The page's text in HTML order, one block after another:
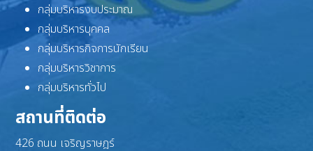
กลุ่มบริหารงบประมาณ
กลุ่มบริหารบุคคล
กลุ่มบริหารกิจการนักเรียน
กลุ่มบริหารวิชาการ
กลุ่มบริหารทั่วไป
สถานที่ติดต่อ
426 ถนน เจริญราษฎร์